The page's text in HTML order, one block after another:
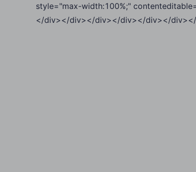
style="max-width:100%;"
</div></div></div></div></div></